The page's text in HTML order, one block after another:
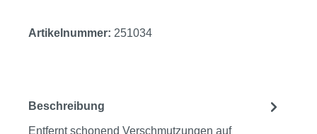
Artikelnummer: 251034
Beschreibung
Entfernt schonend Verschmutzungen auf